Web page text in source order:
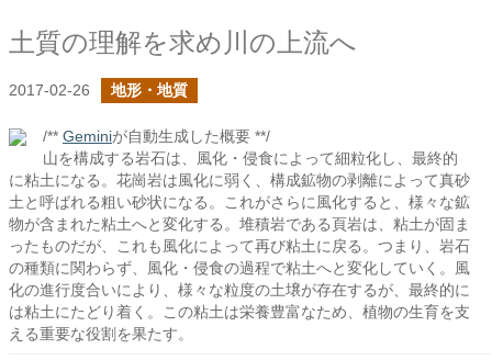
土質の理解を求め川の上流へ
2017-02-26 地形・地質
/** Geminiが自動生成した概要 **/
山を構成する岩石は、風化・侵食によって細粒化し、最終的
に粘土になる。花崗岩は風化に弱く、構成鉱物の剥離によって真砂
土と呼ばれる粗い砂状になる。これがさらに風化すると、様々な鉱
物が含まれた粘土へと変化する。堆積岩である頁岩は、粘土が固ま
ったものだが、これも風化によって再び粘土に戻る。つまり、岩石
の種類に関わらず、風化・侵食の過程で粘土へと変化していく。風
化の進行度合いにより、様々な粒度の土壌が存在するが、最終的に
は粘土にたどり着く。この粘土は栄養豊富なため、植物の生育を支
える重要な役割を果たす。